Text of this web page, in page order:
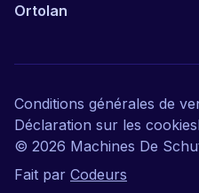
Ortolan
© 2026 Machines De
Fait par Codeurs
Conditions générales de
Déclaration sur les cookies